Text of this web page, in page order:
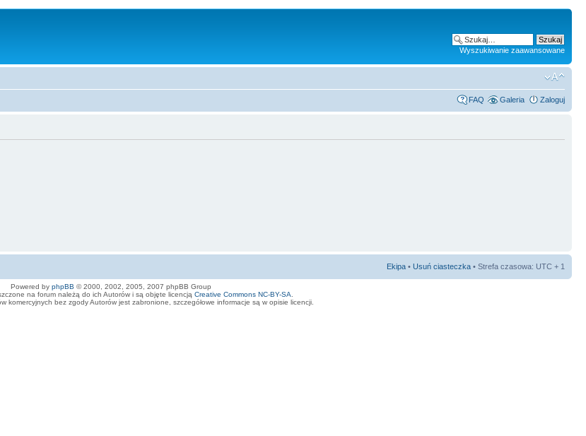
Wyszukiwanie zaawansowane
FAQ Galeria Zaloguj
Ekipa • Usuń ciasteczka • Strefa czasowa: UTC + 1
Powered by phpBB © 2000, 2002, 2005, 2007 phpBB Group
na forum należą do ich Autorów i są objęte licencją Creative Commons NC-BY-SA
komercyjnych bez zgody Autorów jest zabronione, szczegółowe informacje są w opisie licencji.